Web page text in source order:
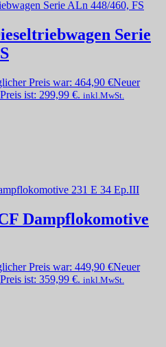
Serie
Preis war: 464,90 €Neuer
ist: 299,99 €. inkl.MwSt.
Dampflokomotive
Preis war: 449,90 €Neuer
ist: 359,99 €. inkl.MwSt.